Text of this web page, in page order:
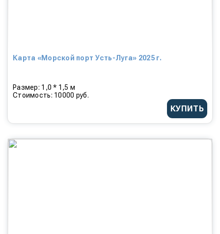
Карта «Морской порт Усть-Луга» 2025 г.
Размер: 1,0 * 1,5 м
Стоимость: 10000 руб.
КУПИТЬ